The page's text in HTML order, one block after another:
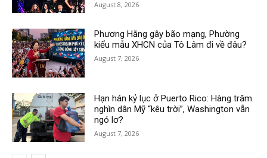
August 8, 2026
Phương Hằng gây bão mạng, Phường
kiểu mẫu XHCN của Tô Lâm đi về đâu?
August 7, 2026
Hạn hán kỷ lục ở Puerto Rico: Hàng trăm
nghìn dân Mỹ “kêu trời”, Washington vẫn
ngó lơ?
August 7, 2026